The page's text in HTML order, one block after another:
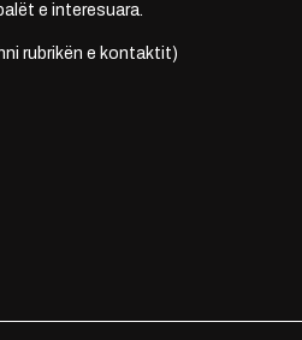
e interesuara.
rubrikën e kontaktit)